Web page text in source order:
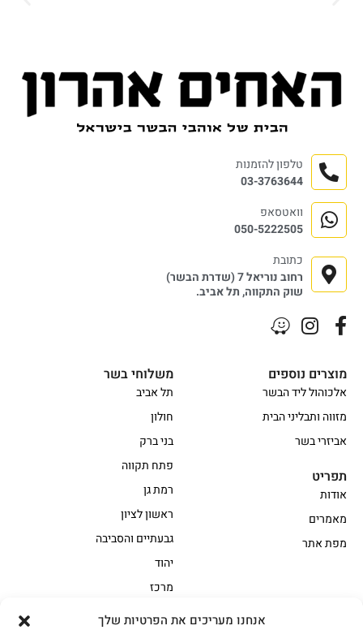
אנחנו מעריכים את הפרטיות שלך
משלוחי בשר
תל אביב
חולון
בני ברק
פתח תקווה
רמת גן
ראשון לציון
גבעתיים והסביבה
יהוד
מרכז
מוצרים נוספים
אלכוהול ליד הבשר
מזווה ותבליני הבית
אביזרי בשר
תפריט
אודות
מאמרים
מפת אתר
טלפון להזמנות
03-3763644
וואטסאפ
050-5222505
כתובת
רחוב נוריאל 7 (שדרת הבשר)
שוק התקווה, תל אביב.